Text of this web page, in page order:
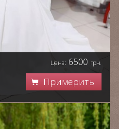
Цена: 6500 грн.
Примерить